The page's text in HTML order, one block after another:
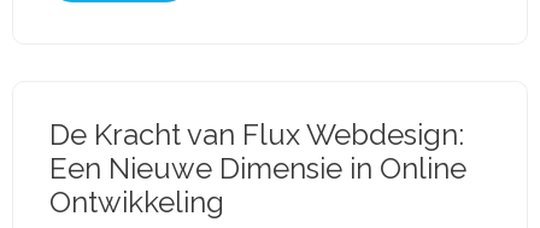
De Kracht van Flux Webdesign:
Een Nieuwe Dimensie in Online
Ontwikkeling